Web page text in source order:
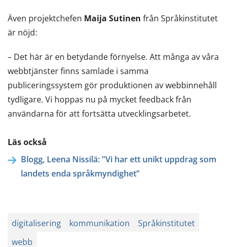
Även projektchefen Maija Sutinen från Språkinstitutet
är nöjd:
– Det här är en betydande förnyelse. Att många av våra
webbtjänster finns samlade i samma
publiceringssystem gör produktionen av webbinnehåll
tydligare. Vi hoppas nu på mycket feedback från
användarna för att fortsätta utvecklingsarbetet.
Läs också
Blogg, Leena Nissilä: "Vi har ett unikt uppdrag som
landets enda språkmyndighet”
digitalisering kommunikation
Språkinstitutet
webb